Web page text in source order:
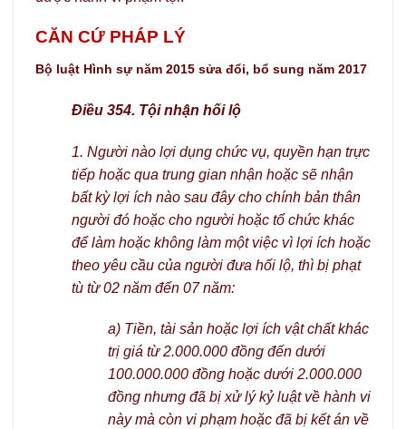
CĂN CỨ PHÁP LÝ
Bộ luật Hình sự năm 2015 sửa đổi, bổ sung năm 2017
Điều 354. Tội nhận hối lộ
1. Người nào lợi dụng chức vụ, quyền hạn trực
tiếp hoặc qua trung gian nhận hoặc sẽ nhận
bất kỳ lợi ích nào sau đây cho chính bản thân
người đó hoặc cho người hoặc tổ chức khác
để làm hoặc không làm một việc vì lợi ích hoặc
theo yêu cầu của người đưa hối lộ, thì bị phạt
tù từ 02 năm đến 07 năm:
a) Tiền, tài sản hoặc lợi ích vật chất khác
trị giá từ 2.000.000 đồng đến dưới
100.000.000 đồng hoặc dưới 2.000.000
đồng nhưng đã bị xử lý kỷ luật về hành vi
này mà còn vi phạm hoặc đã bị kết án về